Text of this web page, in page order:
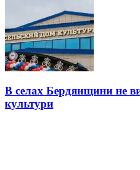
В селах Бердянщини не
культури